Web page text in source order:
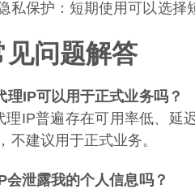
私保护：短期使用可以选
见问题解答
理IP可以用于正式业务吗？
理IP普遍存在可用率低、延
不建议用于正式业务。
会泄露我的个人信息吗？